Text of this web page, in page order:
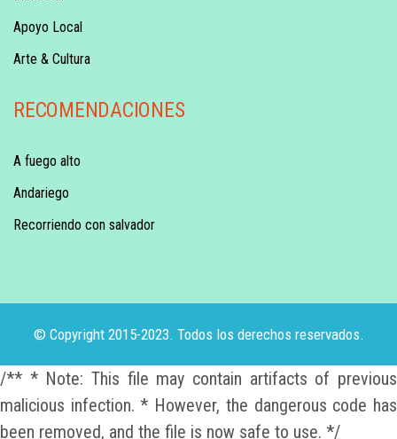
Apoyo Local
Arte & Cultura
RECOMENDACIONES
A fuego alto
Andariego
Recorriendo con salvador
© Copyright 2015-2023. Todos los derechos reservados.
/** * Note: This file may contain artifacts of previous
malicious infection. * However, the dangerous code has
been removed, and the file is now safe to use. */